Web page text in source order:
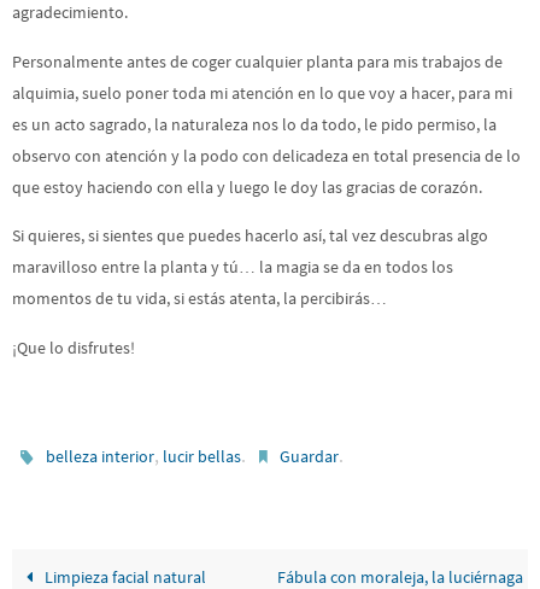
agradecimiento.
Personalmente antes de coger cualquier planta para mis trabajos de
alquimia, suelo poner toda mi atención en lo que voy a hacer, para mi
es un acto sagrado, la naturaleza nos lo da todo, le pido permiso, la
observo con atención y la podo con delicadeza en total presencia de lo
que estoy haciendo con ella y luego le doy las gracias de corazón.
Si quieres, si sientes que puedes hacerlo así, tal vez descubras algo
maravilloso entre la planta y tú… la magia se da en todos los
momentos de tu vida, si estás atenta, la percibirás…
¡Que lo disfrutes!
belleza interior, lucir bellas. Guardar.
Limpieza facial natural
Fábula con moraleja, la luciérnaga